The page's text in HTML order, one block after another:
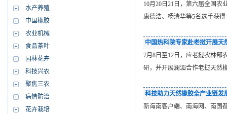
水产养殖
中国橡胶
农业机械
食品茶叶
园林花卉
科技兴农
聚焦三农
病情防治
花卉栽培
10月20日21日，第六届全国
康德浩、杨清华等5名选手获
中国热科院专家赴老挝开展天
7月8日至12日，应老挝农林部
研，并开展澜湄合作老挝天然
科技助力天然橡胶全产业链发
新海南客户端、南海网、南国